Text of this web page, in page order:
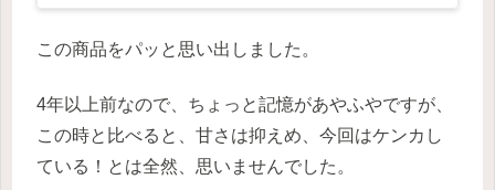
この商品をパッと思い出しました。
4年以上前なので、ちょっと記憶があやふやですが、
この時と比べると、甘さは抑えめ、今回はケンカし
ている！とは全然、思いませんでした。